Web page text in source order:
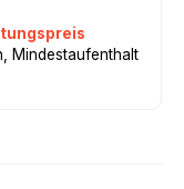
Mindestaufenthalt